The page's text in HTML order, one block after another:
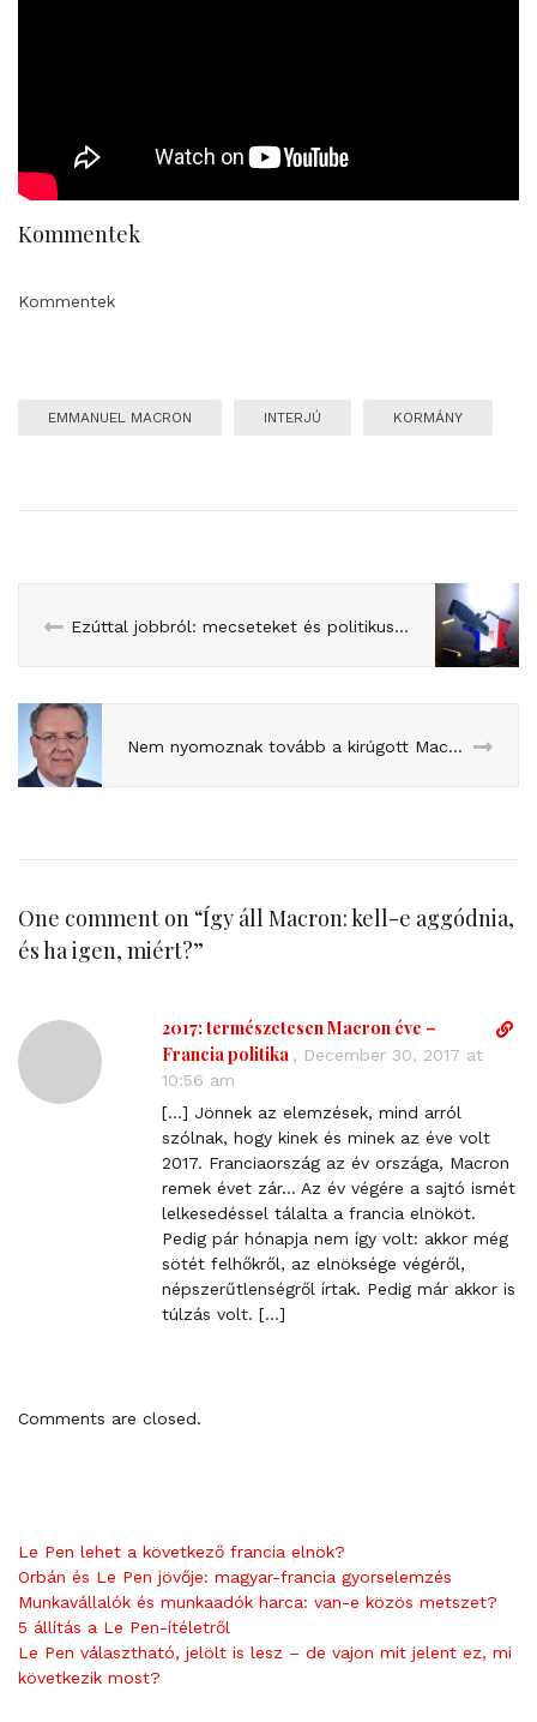
Kommentek
Kommentek
EMMANUEL MACRON INTERJÚ KORMÁNY
Ezúttal jobbról: mecseteket és politikusokat gyilkolt volna a terrorcsoport
Nem nyomoznak tovább a kirúgott Macron-miniszter ellen
One comment on “Így áll Macron: kell-e aggódnia,
és ha igen, miért?”
2017: természetesen Macron éve –
Francia politika , December 30, 2017 at
10:56 am
D
n
[…] Jönnek az elemzések, mind arról
szólnak, hogy kinek és minek az éve volt
2017. Franciaország az év országa, Macron
remek évet zár… Az év végére a sajtó ismét
lelkesedéssel tálalta a francia elnököt.
Pedig pár hónapja nem így volt: akkor még
sötét felhőkről, az elnöksége végéről,
népszerűtlenségről írtak. Pedig már akkor is
túlzás volt. […]
Comments are closed.
Le Pen lehet a következő francia elnök?
Orbán és Le Pen jövője: magyar-francia gyorselemzés
Munkavállalók és munkaadók harca: van-e közös metszet?
5 állítás a Le Pen-ítéletről
Le Pen választható, jelölt is lesz – de vajon mit jelent ez, mi
következik most?